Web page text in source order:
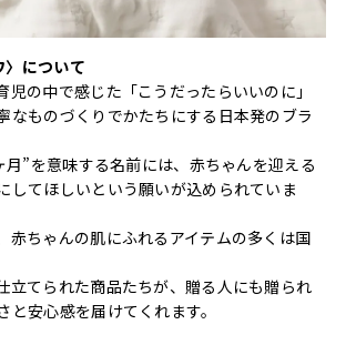
について
児の中で感じた「こうだったらいいのに」
なものづくりでかたちにする日本発のブラ
月”を意味する名前には、赤ちゃんを迎える
してほしいという願いが込められていま
赤ちゃんの肌にふれるアイテムの多くは国
立てられた商品たちが、贈る人にも贈られ
と安心感を届けてくれます。